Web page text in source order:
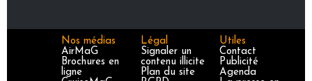
Nos médias
AirMaG
Brochures en
ligne
Légal
Signaler un
contenu illicite
Plan du site
Utiles
Contact
Publicité
Agenda